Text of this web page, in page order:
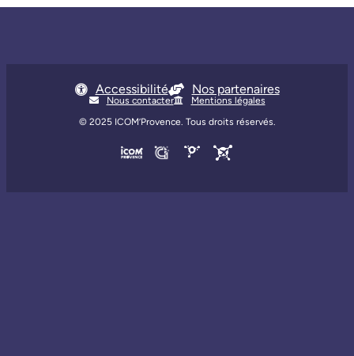
Accessibilité Nos partenaires
Nous contacter
Mentions légales
© 2025 ICOM’Provence. Tous droits réservés.